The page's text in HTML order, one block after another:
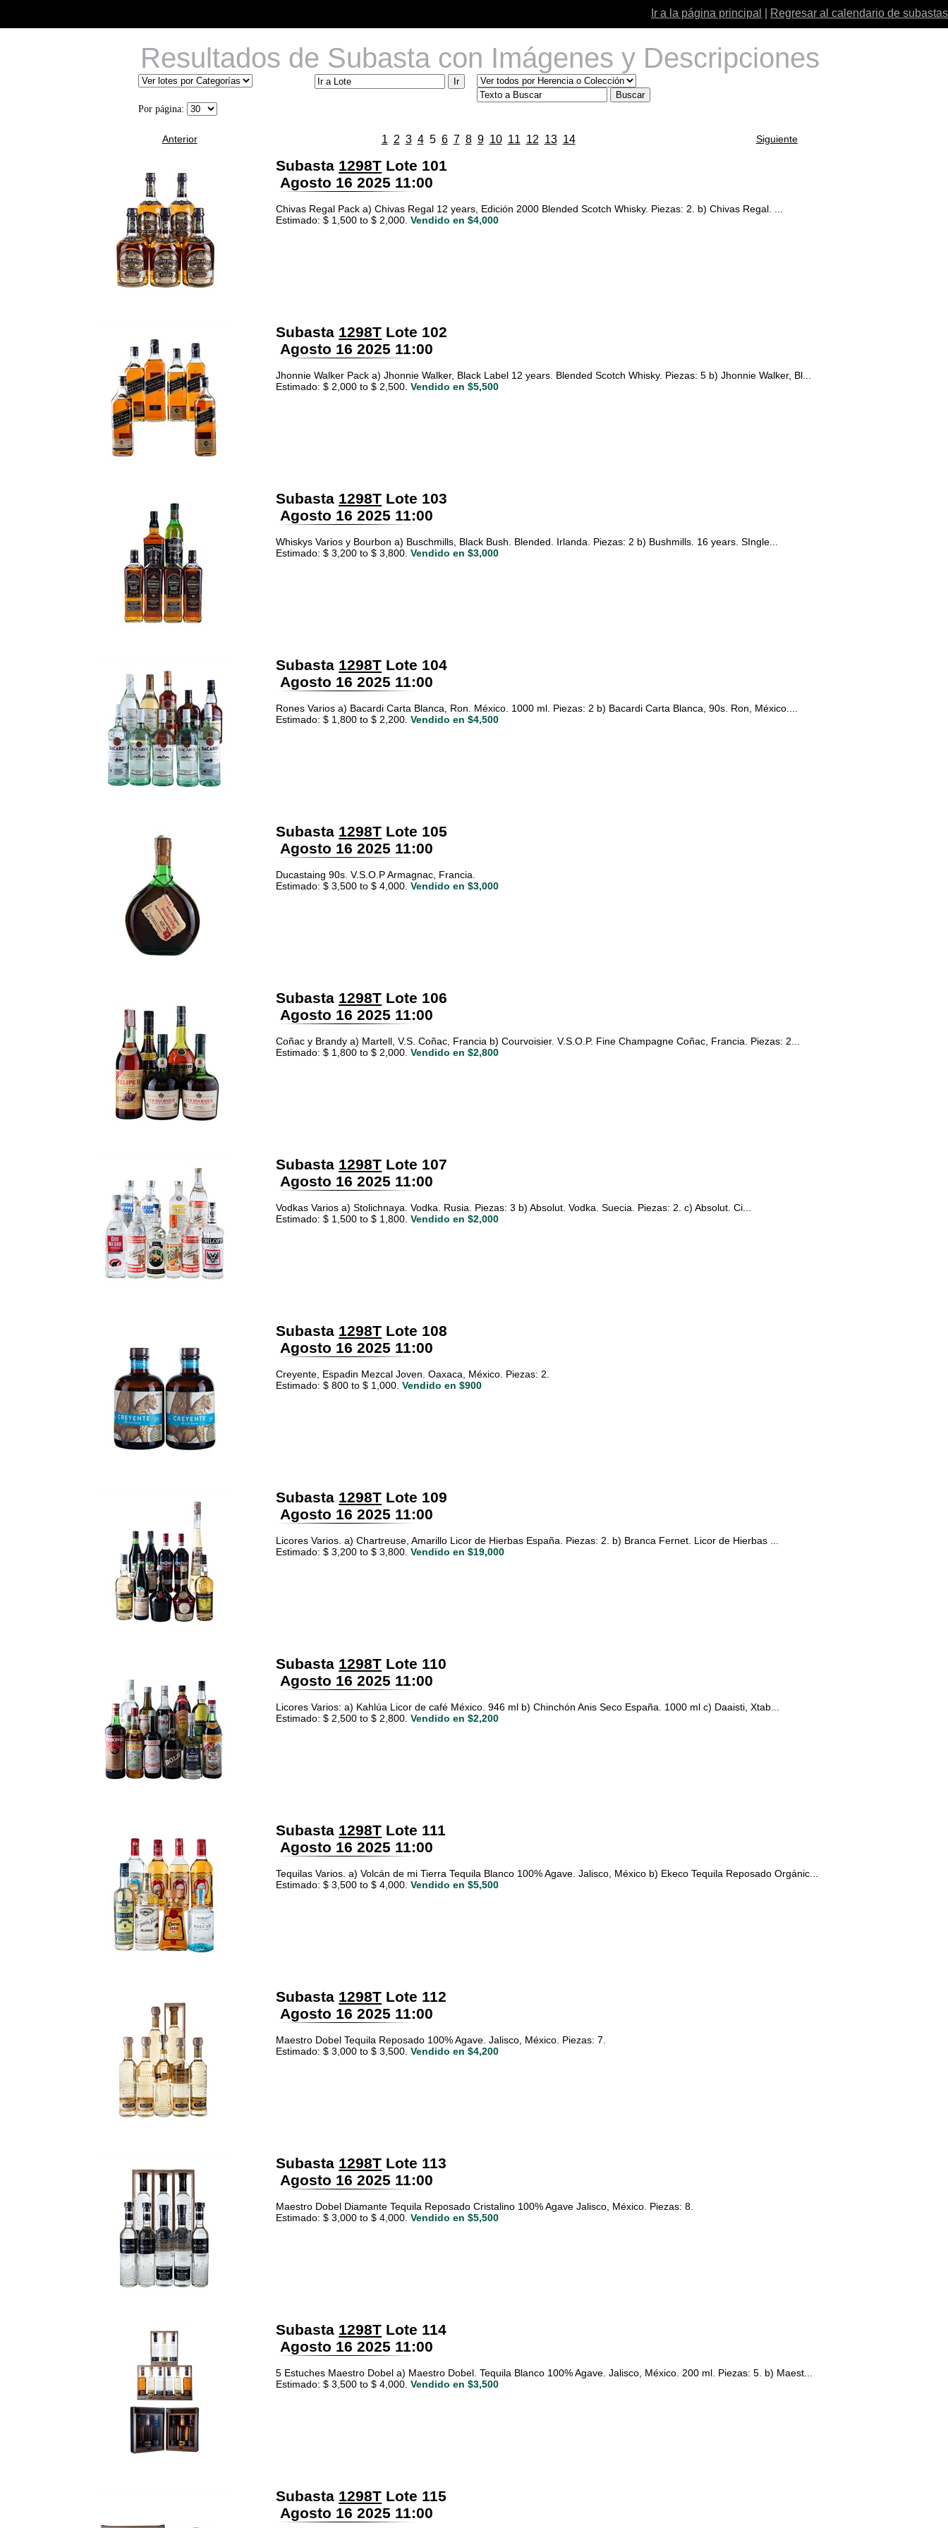
Ir a la página principal Regresar al calendario de subastas
Resultados de Subasta con Imágenes y Descripciones
Por página:
Anterior 1 2 3 4 5 6 7 8 9 10 11 12 13 14 Siguiente
Subasta 1298T Lote 101
Agosto 16 2025 11:00
Chivas Regal Pack a) Chivas Regal 12 years, Edición 2000 Blended Scotch Whisky. Piezas: 2. b) Chivas Regal. ...
Estimado: $ 1,500 to $ 2,000. Vendido en $4,000
Subasta 1298T Lote 102
Agosto 16 2025 11:00
Jhonnie Walker Pack a) Jhonnie Walker, Black Label 12 years. Blended Scotch Whisky. Piezas: 5 b) Jhonnie Walker, Bl...
Estimado: $ 2,000 to $ 2,500. Vendido en $5,500
Subasta 1298T Lote 103
Agosto 16 2025 11:00
Whiskys Varios y Bourbon a) Buschmills, Black Bush. Blended. Irlanda. Piezas: 2 b) Bushmills. 16 years. SIngle...
Estimado: $ 3,200 to $ 3,800. Vendido en $3,000
Subasta 1298T Lote 104
Agosto 16 2025 11:00
Rones Varios a) Bacardi Carta Blanca, Ron. México. 1000 ml. Piezas: 2 b) Bacardi Carta Blanca, 90s. Ron, México....
Estimado: $ 1,800 to $ 2,200. Vendido en $4,500
Subasta 1298T Lote 105
Agosto 16 2025 11:00
Ducastaing 90s. V.S.O.P Armagnac, Francia.
Estimado: $ 3,500 to $ 4,000. Vendido en $3,000
Subasta 1298T Lote 106
Agosto 16 2025 11:00
Coñac y Brandy a) Martell, V.S. Coñac, Francia b) Courvoisier. V.S.O.P. Fine Champagne Coñac, Francia. Piezas: 2...
Estimado: $ 1,800 to $ 2,000. Vendido en $2,800
Subasta 1298T Lote 107
Agosto 16 2025 11:00
Vodkas Varios a) Stolichnaya. Vodka. Rusia. Piezas: 3 b) Absolut. Vodka. Suecia. Piezas: 2. c) Absolut. Ci...
Estimado: $ 1,500 to $ 1,800. Vendido en $2,000
Subasta 1298T Lote 108
Agosto 16 2025 11:00
Creyente, Espadin Mezcal Joven. Oaxaca, México. Piezas: 2.
Estimado: $ 800 to $ 1,000. Vendido en $900
Subasta 1298T Lote 109
Agosto 16 2025 11:00
Licores Varios. a) Chartreuse, Amarillo Licor de Hierbas España. Piezas: 2. b) Branca Fernet. Licor de Hierbas ...
Estimado: $ 3,200 to $ 3,800. Vendido en $19,000
Subasta 1298T Lote 110
Agosto 16 2025 11:00
Licores Varios: a) Kahlúa Licor de café México. 946 ml b) Chinchón Anis Seco España. 1000 ml c) Daaisti, Xtab...
Estimado: $ 2,500 to $ 2,800. Vendido en $2,200
Subasta 1298T Lote 111
Agosto 16 2025 11:00
Tequilas Varios. a) Volcán de mi Tierra Tequila Blanco 100% Agave. Jalisco, México b) Ekeco Tequila Reposado Orgánic...
Estimado: $ 3,500 to $ 4,000. Vendido en $5,500
Subasta 1298T Lote 112
Agosto 16 2025 11:00
Maestro Dobel Tequila Reposado 100% Agave. Jalisco, México. Piezas: 7.
Estimado: $ 3,000 to $ 3,500. Vendido en $4,200
Subasta 1298T Lote 113
Agosto 16 2025 11:00
Maestro Dobel Diamante Tequila Reposado Cristalino 100% Agave Jalisco, México. Piezas: 8.
Estimado: $ 3,000 to $ 4,000. Vendido en $5,500
Subasta 1298T Lote 114
Agosto 16 2025 11:00
5 Estuches Maestro Dobel a) Maestro Dobel. Tequila Blanco 100% Agave. Jalisco, México. 200 ml. Piezas: 5. b) Maest...
Estimado: $ 3,500 to $ 4,000. Vendido en $3,500
Subasta 1298T Lote 115
Agosto 16 2025 11:00